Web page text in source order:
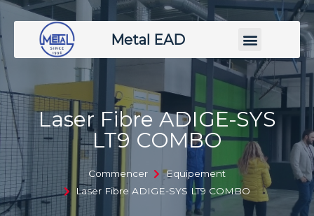
Metal EAD
Laser Fibre ADIGE-SYS
LT9 COMBO
Commencer
Equipement
Laser Fibre ADIGE-SYS LT9 COMBO